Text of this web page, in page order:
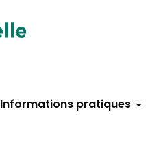
Informations pratiques